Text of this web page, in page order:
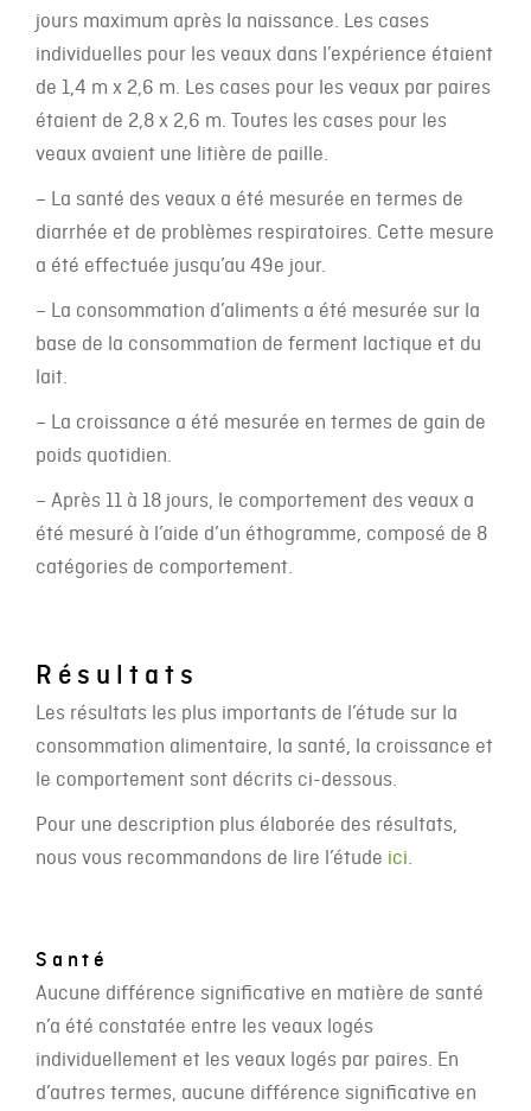
jours maximum après la naissance. Les cases
individuelles pour les veaux dans l’expérience étaient
de 1,4 m x 2,6 m. Les cases pour les veaux par paires
étaient de 2,8 x 2,6 m. Toutes les cases pour les
veaux avaient une litière de paille.
– La santé des veaux a été mesurée en termes de
diarrhée et de problèmes respiratoires. Cette mesure
a été effectuée jusqu’au 49e jour.
– La consommation d’aliments a été mesurée sur la
base de la consommation de ferment lactique et du
lait.
– La croissance a été mesurée en termes de gain de
poids quotidien.
– Après 11 à 18 jours, le comportement des veaux a
été mesuré à l’aide d’un éthogramme, composé de 8
catégories de comportement.
Résultats
Les résultats les plus importants de l’étude sur la
consommation alimentaire, la santé, la croissance et
le comportement sont décrits ci-dessous.
Pour une description plus élaborée des résultats,
nous vous recommandons de lire l’étude ici.
Santé
Aucune différence significative en matière de santé
n’a été constatée entre les veaux logés
individuellement et les veaux logés par paires. En
d’autres termes, aucune différence significative en